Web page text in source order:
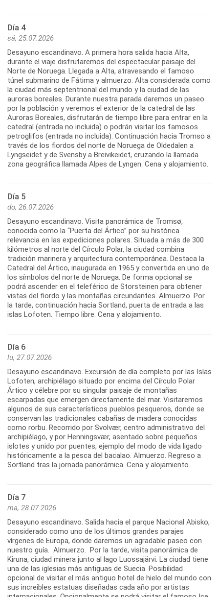
Día 4
sá, 25.07.2026
Desayuno escandinavo. A primera hora salida hacia Alta,
durante el viaje disfrutaremos del espectacular paisaje del
Norte de Noruega. Llegada a Alta, atravesando el famoso
túnel submarino de Fátima y almuerzo. Alta considerada como
la ciudad más septentrional del mundo y la ciudad de las
auroras boreales. Durante nuestra parada daremos un paseo
por la población y veremos el exterior de la catedral de las
Auroras Boreales, disfrutarán de tiempo libre para entrar en la
catedral (entrada no incluida) o podrán visitar los famosos
petroglifos (entrada no incluida). Continuación hacia Tromso a
través de los fiordos del norte de Noruega de Oldedalen a
Lyngseidet y de Svensby a Breivikeidet, cruzando la llamada
zona geográfica llamada Alpes de Lyngen. Cena y alojamiento.
Día 5
do, 26.07.2026
Desayuno escandinavo. Visita panorámica de Tromsø,
conocida como la “Puerta del Ártico” por su histórica
relevancia en las expediciones polares. Situada a más de 300
kilómetros al norte del Círculo Polar, la ciudad combina
tradición marinera y arquitectura contemporánea. Destaca la
Catedral del Ártico, inaugurada en 1965 y convertida en uno de
los símbolos del norte de Noruega. De forma opcional se
podrá ascender en el teleférico de Storsteinen para obtener
vistas del fiordo y las montañas circundantes. Almuerzo. Por
la tarde, continuación hacia Sortland, puerta de entrada a las
islas Lofoten. Tiempo libre. Cena y alojamiento.
Día 6
lu, 27.07.2026
Desayuno escandinavo. Excursión de día completo por las Islas
Lofoten, archipiélago situado por encima del Círculo Polar
Ártico y célebre por su singular paisaje de montañas
escarpadas que emergen directamente del mar. Visitaremos
algunos de sus característicos pueblos pesqueros, donde se
conservan las tradicionales cabañas de madera conocidas
como rorbu. Recorrido por Svolvær, centro administrativo del
archipiélago, y por Henningsvær, asentado sobre pequeños
islotes y unido por puentes, ejemplo del modo de vida ligado
históricamente a la pesca del bacalao. Almuerzo. Regreso a
Sortland tras la jornada panorámica. Cena y alojamiento.
Día 7
ma, 28.07.2026
Desayuno escandinavo. Salida hacia el parque Nacional Abisko,
considerado como uno de los últimos grandes parajes
vírgenes de Europa, donde daremos un agradable paseo con
nuestro guía. Almuerzo. Por la tarde, visita panorámica de
Kiruna, ciudad minera junto al lago Luossajärvi. La ciudad tiene
una de las iglesias más antiguas de Suecia. Posibilidad
opcional de visitar el más antiguo hotel de hielo del mundo con
sus increibles estatuas diseñadas cada año por artistas